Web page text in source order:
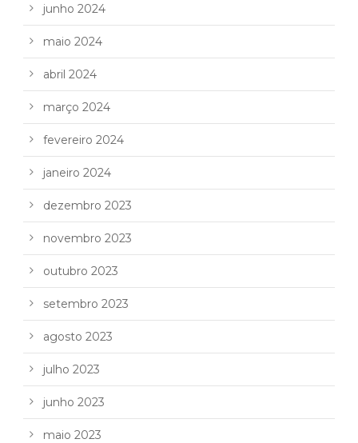
junho 2024
maio 2024
abril 2024
março 2024
fevereiro 2024
janeiro 2024
dezembro 2023
novembro 2023
outubro 2023
setembro 2023
agosto 2023
julho 2023
junho 2023
maio 2023